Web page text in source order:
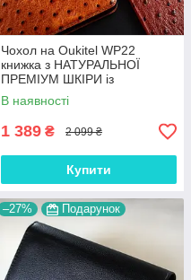
Чохол на Oukitel WP22
книжка з НАТУРАЛЬНОЇ
ПРЕМІУМ ШКІРИ із
підставкою протиударний
магнітний "OSTRICH"
В наявності
1 389 ₴ 2 099 ₴
Купити
–27% Подарунок